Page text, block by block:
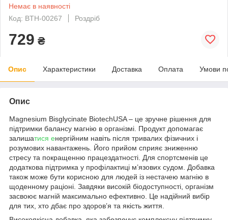
Немає в наявності
Код: BTH-00267
Роздріб
729 ₴
Опис Характеристики Доставка Оплата Умови
Опис
Magnesium Bisglycinate BiotechUSA – це зручне рішення для
підтримки балансу магнію в організмі. Продукт допомагає
залишатися енергійним навіть після тривалих фізичних і
розумових навантажень. Його прийом сприяє зниженню
стресу та покращенню працездатності. Для спортсменів це
додаткова підтримка у профілактиці м’язових судом. Добавка
також може бути корисною для людей із нестачею магнію в
щоденному раціоні. Завдяки високій біодоступності, організм
засвоює магній максимально ефективно. Це надійний вибір
для тих, хто дбає про здоров’я та якість життя.